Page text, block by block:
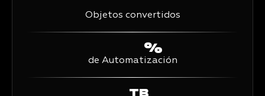
Objetos convertidos
%
de Automatización
TB